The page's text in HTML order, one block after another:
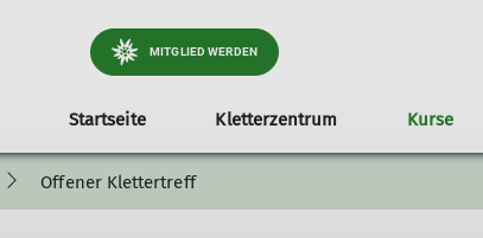
MITGLIED WERDEN
Startseite Kletterzentrum
Bistro
Kurse
Grundkurs Aufbaukurs Kletterabo Technik
Kletterteenies Kletterteenies für
Offener Klettertreff